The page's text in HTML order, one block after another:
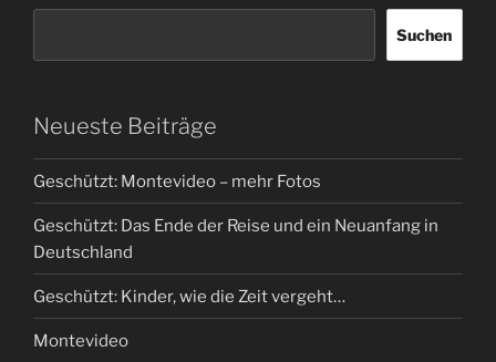
Suchen
Neueste Beiträge
Geschützt: Montevideo – mehr Fotos
Geschützt: Das Ende der Reise und ein Neuanfang in
Deutschland
Geschützt: Kinder, wie die Zeit vergeht…
Montevideo